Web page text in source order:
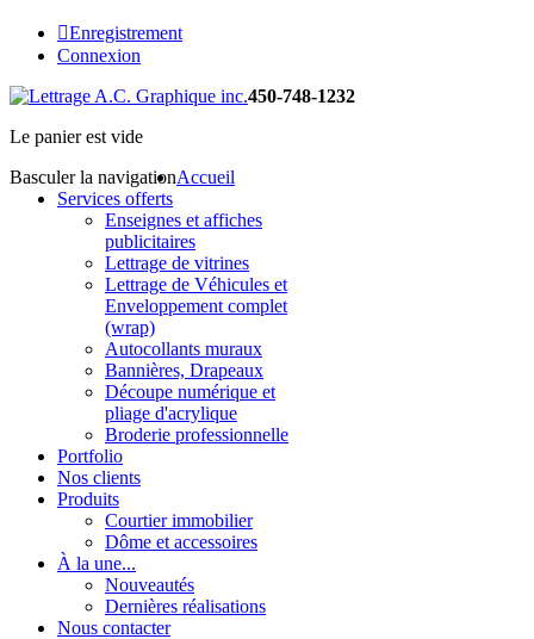
Enregistrement
Connexion
450-748-1232
Le panier est vide
Basculer la navigationAccueil
Services offerts
Enseignes et affiches
publicitaires
Lettrage de vitrines
Lettrage de Véhicules et
Enveloppement complet
(wrap)
Autocollants muraux
Bannières, Drapeaux
Découpe numérique et
pliage d'acrylique
Broderie professionnelle
Portfolio
Nos clients
Produits
Courtier immobilier
Dôme et accessoires
À la une...
Nouveautés
Dernières réalisations
Nous contacter